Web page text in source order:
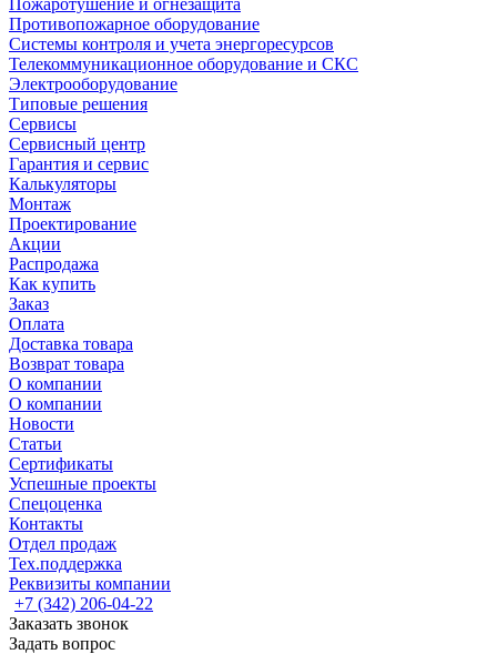
Пожаротушение и огнезащита
Противопожарное оборудование
Системы контроля и учета энергоресурсов
Телекоммуникационное оборудование и СКС
Электрооборудование
Типовые решения
Сервисы
Сервисный центр
Гарантия и сервис
Калькуляторы
Монтаж
Проектирование
Акции
Распродажа
Как купить
Заказ
Оплата
Доставка товара
Возврат товара
О компании
О компании
Новости
Статьи
Сертификаты
Успешные проекты
Спецоценка
Контакты
Отдел продаж
Тех.поддержка
Реквизиты компании
+7 (342) 206-04-22
Заказать звонок
Задать вопрос